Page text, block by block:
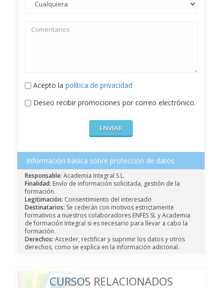
Acepto la política de privacidad
Deseo recibir promociones por correo electrónico.
Información básica sobre protección de datos
Responsable: Academia Integral S.L.
Finalidad: Envío de información solicitada, gestión de la
formación.
Legitimación: Consentimiento del interesado
Destinatarios: Se cederán con motivos estrictamente
formativos a nuestros colaboradores ENFES SL y Academia
de formación Integral si es necesario para llevar a cabo la
formación.
Derechos: Acceder, rectificar y suprimir los datos y otros
derechos, como se explica en la información adicional.
CURSOS RELACIONADOS